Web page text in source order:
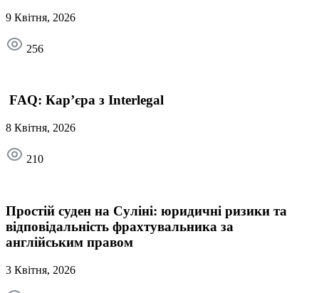
9 Квітня, 2026
256
FAQ: Кар’єра з Interlegal
8 Квітня, 2026
210
Простій суден на Суліні: юридичні ризики та
відповідальність фрахтувальника за
англійським правом
3 Квітня, 2026